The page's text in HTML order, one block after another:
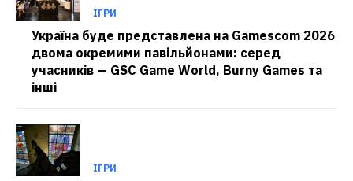
ІГРИ
Україна буде представлена на Gamescom 2026
двома окремими павільйонами: серед
учасників — GSC Game World, Burny Games та
інші
ІГРИ